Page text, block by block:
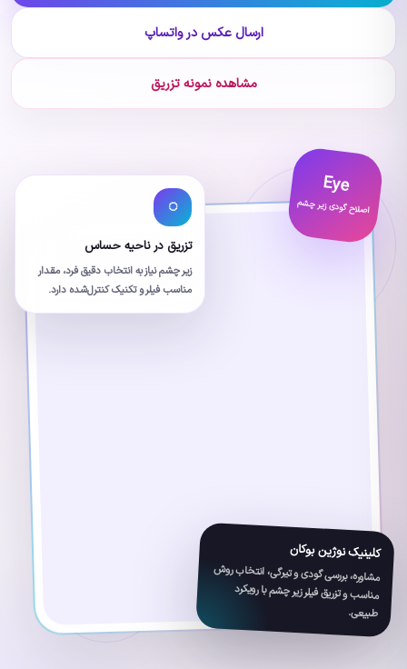
ارسال عکس در واتساپ
مشاهده نمونه تزریق
Eye
اصلاح گودی زیر چشم ◌
تزریق در ناحیه حساس
زیر چشم نیاز به انتخاب دقیق فرد، مقدار
مناسب فیلر و تکنیک کنترل‌شده دارد.
کلینیک نوژین بوکان
مشاوره، بررسی گودی و تیرگی، انتخاب روش
مناسب و تزریق فیلر زیر چشم با رویکرد
طبیعی.